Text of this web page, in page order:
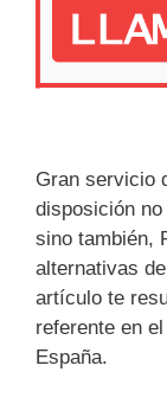
Gran servicio
disposición
sino también,
alternativas
artículo te
referente en
España.